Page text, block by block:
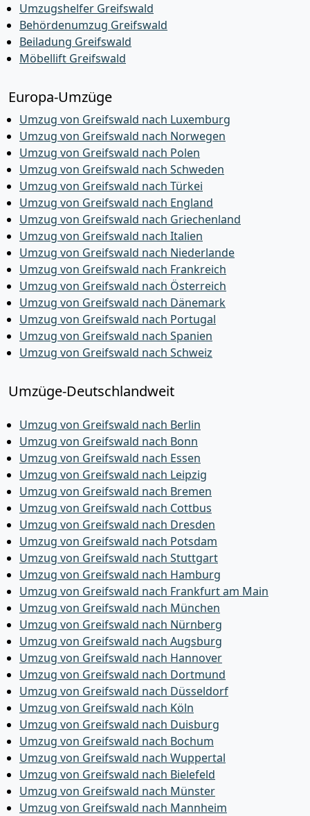
Umzugshelfer Greifswald
Behördenumzug Greifswald
Beiladung Greifswald
Möbellift Greifswald
Europa-Umzüge
Umzug von Greifswald nach Luxemburg
Umzug von Greifswald nach Norwegen
Umzug von Greifswald nach Polen
Umzug von Greifswald nach Schweden
Umzug von Greifswald nach Türkei
Umzug von Greifswald nach England
Umzug von Greifswald nach Griechenland
Umzug von Greifswald nach Italien
Umzug von Greifswald nach Niederlande
Umzug von Greifswald nach Frankreich
Umzug von Greifswald nach Österreich
Umzug von Greifswald nach Dänemark
Umzug von Greifswald nach Portugal
Umzug von Greifswald nach Spanien
Umzug von Greifswald nach Schweiz
Umzüge-Deutschlandweit
Umzug von Greifswald nach Berlin
Umzug von Greifswald nach Bonn
Umzug von Greifswald nach Essen
Umzug von Greifswald nach Leipzig
Umzug von Greifswald nach Bremen
Umzug von Greifswald nach Cottbus
Umzug von Greifswald nach Dresden
Umzug von Greifswald nach Potsdam
Umzug von Greifswald nach Stuttgart
Umzug von Greifswald nach Hamburg
Umzug von Greifswald nach Frankfurt am Main
Umzug von Greifswald nach München
Umzug von Greifswald nach Nürnberg
Umzug von Greifswald nach Augsburg
Umzug von Greifswald nach Hannover
Umzug von Greifswald nach Dortmund
Umzug von Greifswald nach Düsseldorf
Umzug von Greifswald nach Köln
Umzug von Greifswald nach Duisburg
Umzug von Greifswald nach Bochum
Umzug von Greifswald nach Wuppertal
Umzug von Greifswald nach Bielefeld
Umzug von Greifswald nach Münster
Umzug von Greifswald nach Mannheim